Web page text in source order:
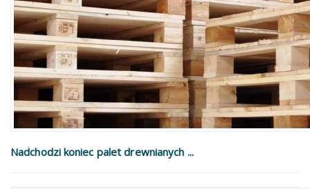
Nadchodzi koniec palet drewnianych ...